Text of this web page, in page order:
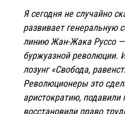
Я сегодня не случайно
развивает генеральную
линию Жан-Жака Руссо —
буржуазной революции.
лозунг «Свобода,
Революционеры это
аристократию,
восстановили право